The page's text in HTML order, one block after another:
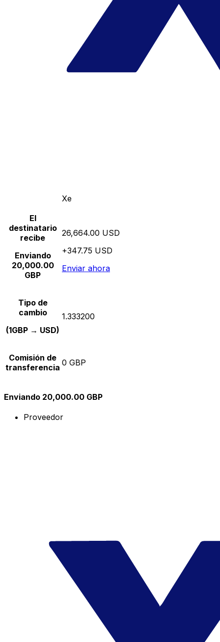
Xe
El
destinatario
recibe
Enviando
20,000.00
GBP
26,664.00 USD
+347.75 USD
Enviar ahora
Tipo de
cambio
(1GBP → USD)
1.333200
Comisión de
transferencia 0 GBP
Enviando 20,000.00 GBP
Proveedor